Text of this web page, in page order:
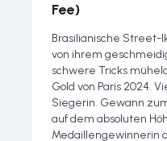
Fee)
Brasilianische Street-
von ihrem
schwere Tricks
Gold von Paris 2024.
Siegerin. Gewann
auf dem absoluten
Medaillengewinnerin